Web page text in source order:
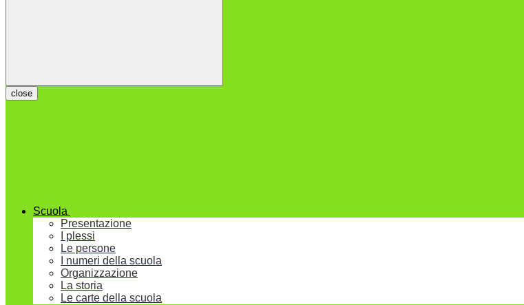
close
Scuola
Presentazione
I plessi
Le persone
I numeri della scuola
Organizzazione
La storia
Le carte della scuola